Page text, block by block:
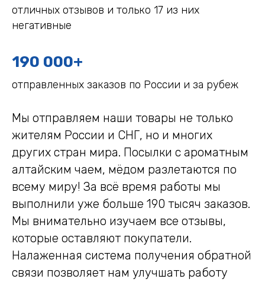
отличных отзывов и только 17 из них
негативные
190 000+
отправленных заказов по России и за рубеж
Мы отправляем наши товары не только
жителям России и СНГ, но и многих
других стран мира. Посылки с ароматным
алтайским чаем, мёдом разлетаются по
всему миру! За всё время работы мы
выполнили уже больше 190 тысяч заказов.
Мы внимательно изучаем все отзывы,
которые оставляют покупатели.
Налаженная система получения обратной
связи позволяет нам улучшать работу